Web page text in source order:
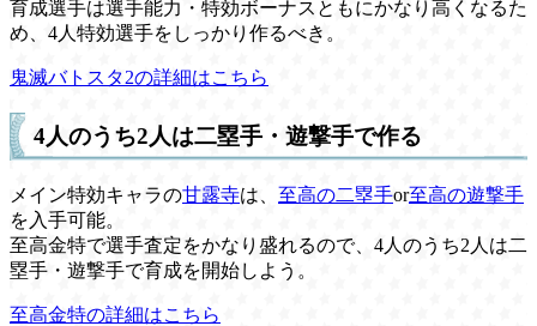
育成選手は選手能力・特効ボーナスともにかなり高くなるた
め、4人特効選手をしっかり作るべき。
鬼滅バトスタ2の詳細はこちら
4人のうち2人は二塁手・遊撃手で作る
メイン特効キャラの甘露寺は、 至高の二塁手or至高の遊撃手
を入手可能。
至高金特で選手査定をかなり盛れるので、4人のうち2人は二
塁手・遊撃手で育成を開始しよう。
至高金特の詳細はこちら